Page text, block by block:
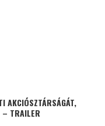
AKCIÓSZTÁRSÁGÁT,
– TRAILER